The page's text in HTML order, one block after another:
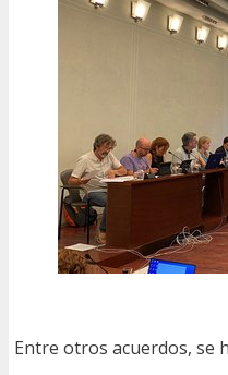
Entre otros acuerdos, se